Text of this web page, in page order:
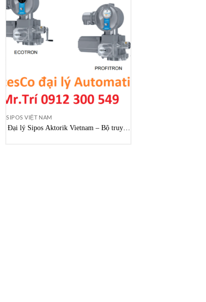
SIPOS VIỆT NAM
Đại lý Sipos Aktorik Vietnam – Bộ truyền
4BB4-Z